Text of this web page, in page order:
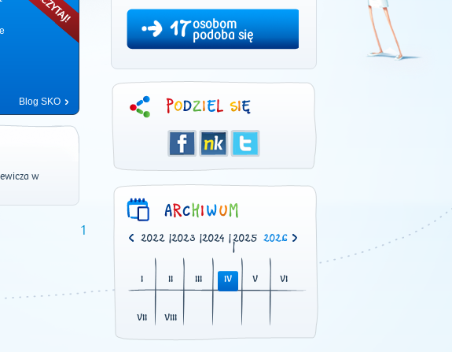
Blog SKO
w
1
17osobom
podoba się
2020 2021| 2022|2023 |2024 |2025
|
2026
I II III IV V VI
VII VIII